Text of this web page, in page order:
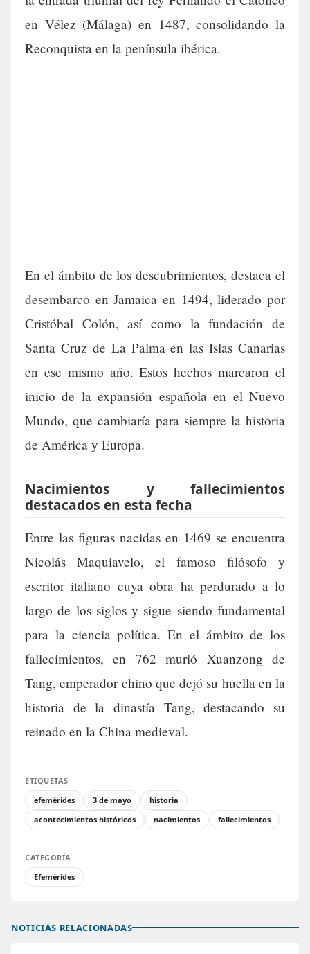
en Vélez (Málaga) en 1487, consolidando la
Reconquista en la península ibérica.
En el ámbito de los descubrimientos, destaca el
desembarco en Jamaica en 1494, liderado por
Cristóbal Colón, así como la fundación de
Santa Cruz de La Palma en las Islas Canarias
en ese mismo año. Estos hechos marcaron el
inicio de la expansión española en el Nuevo
Mundo, que cambiaría para siempre la historia
de América y Europa.
Nacimientos y fallecimientos
destacados en esta fecha
Entre las figuras nacidas en 1469 se encuentra
Nicolás Maquiavelo, el famoso filósofo y
escritor italiano cuya obra ha perdurado a lo
largo de los siglos y sigue siendo fundamental
para la ciencia política. En el ámbito de los
fallecimientos, en 762 murió Xuanzong de
Tang, emperador chino que dejó su huella en la
historia de la dinastía Tang, destacando su
reinado en la China medieval.
ETIQUETAS
efemérides
3 de mayo
historia
acontecimientos históricos
nacimientos fallecimientos
CATEGORÍA
Efemérides
NOTICIAS RELACIONADAS